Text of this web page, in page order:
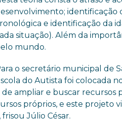
identificação
e identificação da
situação). Além da
mundo.
o secretário municipal de
do Autista foi colocada
ampliar e buscar recursos
próprios, e este projeto
Júlio César.